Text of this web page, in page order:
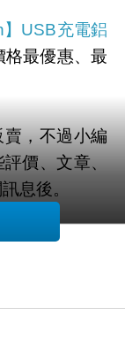
】USB充電鋁
格最優惠、最
，不過小編
價、文章、
息後。
啦。
可獲得最新